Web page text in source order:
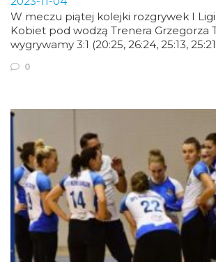
W meczu piątej kolejki rozgrywek I
Kobiet pod wodzą Trenera Grzegorza
wygrywamy 3:1 (20:25, 26:24, 25:13,
0